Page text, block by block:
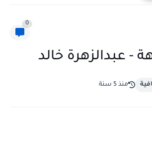
0
- عبدالزهرة خالد
منذ 5 سنة